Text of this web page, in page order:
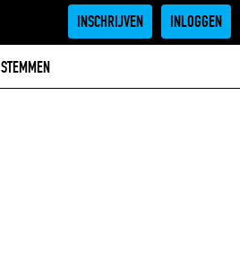
INSCHRIJVEN INLOGGEN
STEMMEN